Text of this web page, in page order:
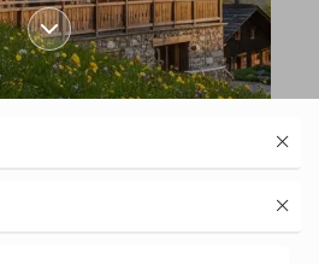
de nos chalets
à des panoramas
vous le confort,
au pied des pistes.